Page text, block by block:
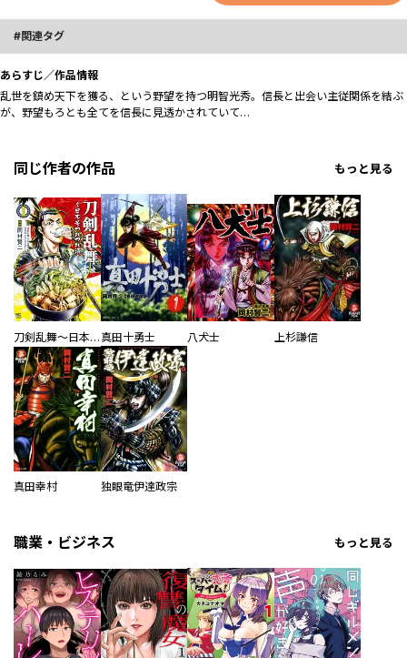
関連タグ
あらすじ／作品情報
乱世を鎮め天下を獲る、という野望を持つ明智光秀。信長と出会い主従関係を結ぶ
が、野望もろとも全てを信長に見透かされていて…
同じ作者の作品 もっと見る
刀剣乱舞～日本号つれづれ酒～ 真田十勇士 八犬士 上杉謙信
真田幸村 独眼竜伊達政宗
職業・ビジネス もっと見る